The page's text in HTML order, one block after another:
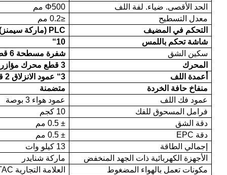
الحد الأقصى. ضياء. لفة اللف
Φ500 مم
معدل التسطيح
≤0.2 مم
التحكم في المضيف
PLC (ماركة سيمنز)
شاشة تحكم باللمس
10
“
سكين الشق
شفرة مسطحة 6 قطع/شفرة دائرية 6 قطع
المحرك
3 قطع محرك مؤازر 4KW
أعمدة اللف
3
“ عمود الانزلاق 2 قطعة
منفاخ حافة الخردة
متضمنة
عمود فك اللف
عمود هواء 3 بوصة
فرامل المسحوق للفك
10 كجم
دقة الشق
± 0.5 مم
دقة EPC
± 0.5 مم
إجمالي الطاقة
13 كيلو وات
الأجهزة الكهربائية ذات الجهد المنخفض
ماركة شنايدر
مكونات تعمل بالهواء المضغوط
العلامة التجارية AirTAC